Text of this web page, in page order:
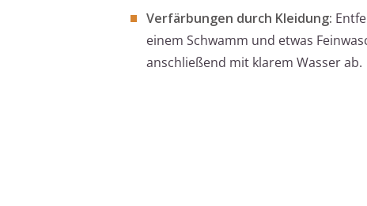
Verfärbungen durch Kleidung:
einem Schwamm und etwas
anschließend mit klarem Wasser ab.